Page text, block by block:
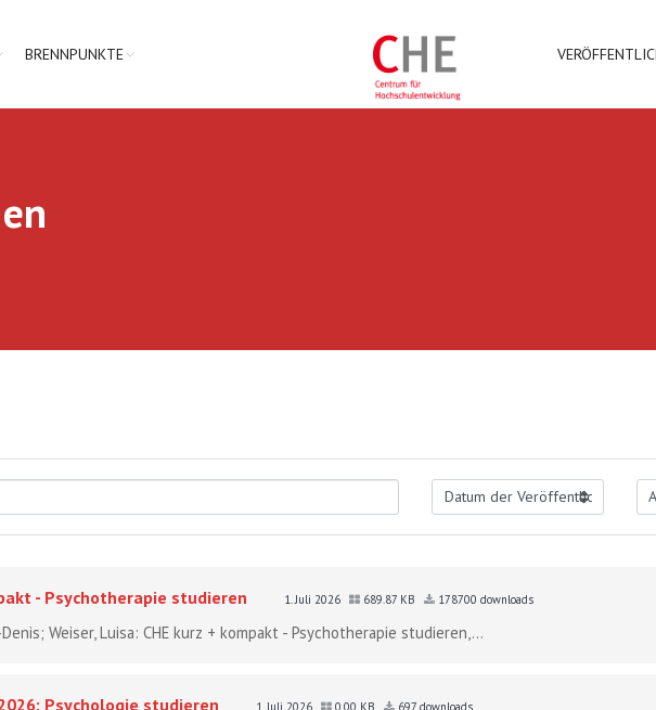
BRENNPUNKTE
- Psychotherapie studieren 1. Juli 2026 689.87 KB 178700 downloads
Weiser, Luisa: CHE kurz + kompakt - Psychotherapie studieren,...
Psychologie studieren 1. Juli 2026 0.00 KB 697 downloads